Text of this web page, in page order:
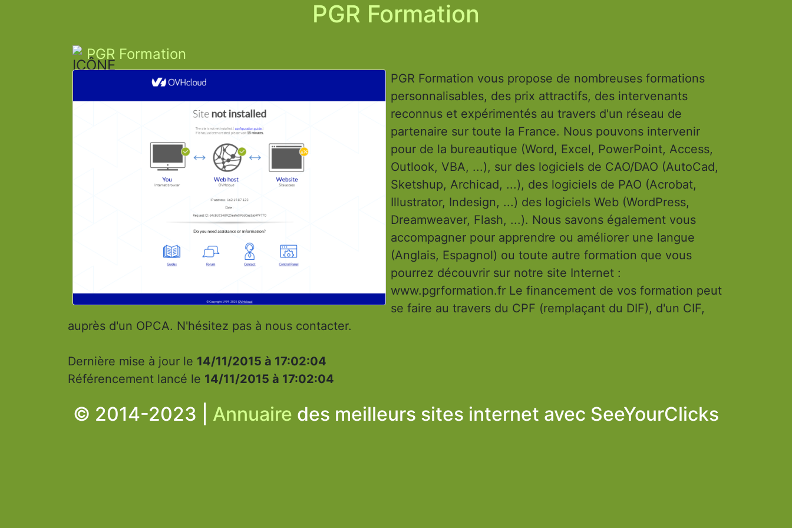
PGR Formation
PGR Formation
PGR Formation vous propose de nombreuses formations
personnalisables, des prix attractifs, des intervenants
reconnus et expérimentés au travers d'un réseau de
partenaire sur toute la France. Nous pouvons intervenir
pour de la bureautique (Word, Excel, PowerPoint, Access,
Outlook, VBA, ...), sur des logiciels de CAO/DAO (AutoCad,
Sketshup, Archicad, ...), des logiciels de PAO (Acrobat,
Illustrator, Indesign, ...) des logiciels Web (WordPress,
Dreamweaver, Flash, ...). Nous savons également vous
accompagner pour apprendre ou améliorer une langue
(Anglais, Espagnol) ou toute autre formation que vous
pourrez découvrir sur notre site Internet :
www.pgrformation.fr Le financement de vos formation peut
se faire au travers du CPF (remplaçant du DIF), d'un CIF,
auprès d'un OPCA. N'hésitez pas à nous contacter.
Dernière mise à jour le 14/11/2015 à 17:02:04
Référencement lancé le 14/11/2015 à 17:02:04
© 2014-2023 | Annuaire des meilleurs sites internet avec SeeYourClicks